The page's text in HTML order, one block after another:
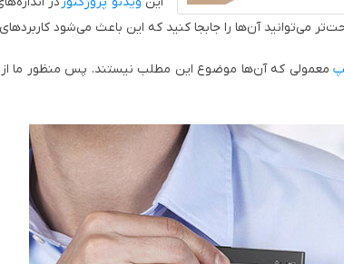
می‌توانید آن‌ها را جابجا کنید که این باعث می‌شود
معمولی که آن‌ها موضوع این مطلب نیستند. پس منظور ما